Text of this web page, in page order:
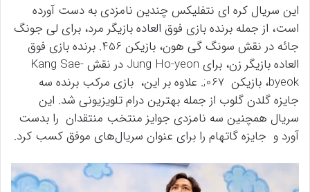
این سریال کره ای نتفلیکس چندین نامزدی به دست آورده
است، از جمله برنده بازی فوق العاده بازیگر مرد، برای لی جونگ
جائه در نقش سونگ گی هون، بازیکن 456. برنده بازی فوق
العاده بازیگر زن، برای Jung Ho-yeon در نقش Kang Sae-
byeok، بازیکن 067;. علاوه بر این، بازی مرکب برنده سه
جایزه گلدن گلوب از جمله بهترین درام تلویزیونی شد. این
سریال همچنین سه نامزدی جوایز منتخب منتقدان را بدست
آورد و جایزه گاتهام را برای عنوان سریال‌های موفق کسب کرد.